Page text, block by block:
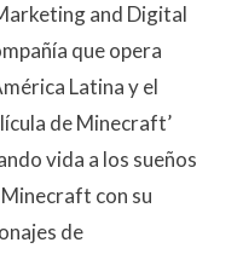
and Digital
que opera
Latina y el
de Minecraft’
vida a los sueños
Minecraft con su
de